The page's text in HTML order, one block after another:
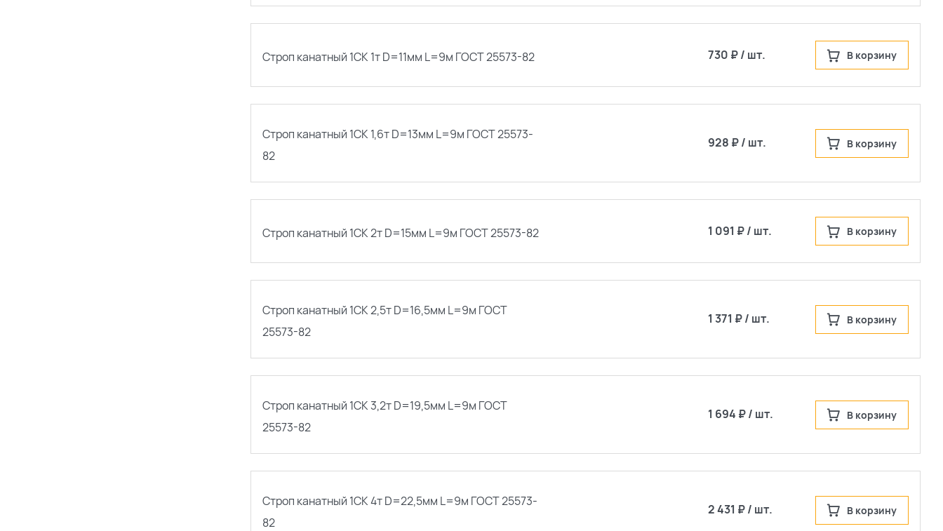
Строп канатный 1СК 1т D=11мм L=9м ГОСТ 25573-82 730 ₽ / шт. В корзину
Строп канатный 1СК 1,6т D=13мм L=9м ГОСТ 25573-
82
928 ₽ / шт. В корзину
Строп канатный 1СК 2т D=15мм L=9м ГОСТ 25573-82 1 091 ₽ / шт. В корзину
Строп канатный 1СК 2,5т D=16,5мм L=9м ГОСТ
25573-82
1 371 ₽ / шт. В корзину
Строп канатный 1СК 3,2т D=19,5мм L=9м ГОСТ
25573-82
1 694 ₽ / шт. В корзину
Строп канатный 1СК 4т D=22,5мм L=9м ГОСТ 25573-
82
2 431 ₽ / шт. В корзину